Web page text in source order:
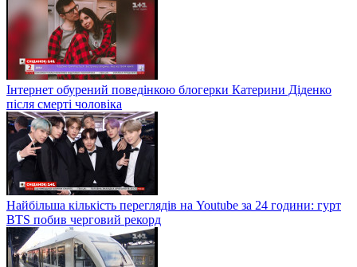
Інтернет обурений поведінкою блогерки Катерини Діденко
після смерті чоловіка
Найбільша кількість переглядів на Youtube за 24 години: гурт
BTS побив черговий рекорд